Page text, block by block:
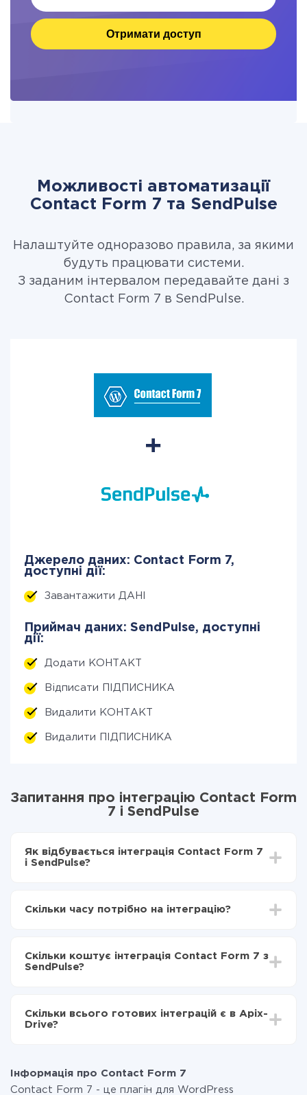
Отримати доступ
Можливості автоматизації
Contact Form 7 та SendPulse
Налаштуйте одноразово правила, за якими
будуть працювати системи.
З заданим інтервалом передавайте дані з
Contact Form 7 в SendPulse.
Джерело даних: Contact Form 7,
доступні дії:
Завантажити ДАНІ
Приймач даних: SendPulse, доступні
дії:
Додати КОНТАКТ
Відписати ПІДПИСНИКА
Видалити КОНТАКТ
Видалити ПІДПИСНИКА
Запитання про інтеграцію Contact Form
7 і SendPulse
Як відбувається інтеграція Contact Form 7
і SendPulse?
Вибираєте які дані передавати з Contact Form 7 в
Тепер дані будуть автоматично передаватися з
Contact Form 7 в SendPulse
Скільки часу потрібно на інтеграцію?
становити від 5-ти до 30-хвилин. У середньому
налаштування займає 10-15 хвилин.
Скільки коштує інтеграція Contact Form 7 з
SendPulse?
Ви оплачуєте лише кількість даних, які за фактом
передаються з однієї вашої системи в іншу через
при необхідності. Детальніше про
Скільки всього готових інтеграцій є в Apix-
Drive?
Інформація про Contact Form 7
Contact Form 7 - це плагін для WordPress